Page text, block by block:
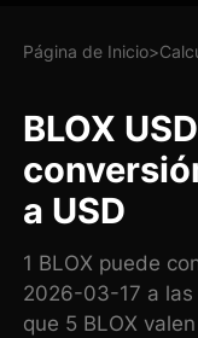
Página de Inicio>
BLOX
a USD
1 BLOX puede
2026-03-17 a las
que 5 BLOX